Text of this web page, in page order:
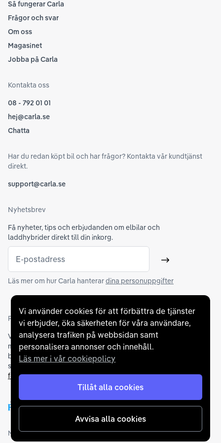
Vi använder cookies för att förbättra de tjänster
vi erbjuder, öka säkerheten för våra användare,
analysera trafiken på webbsidan samt
personalisera annonser och innehåll.
Läs mer i vår cookiepolicy
Tillåt alla cookies
Avvisa alla cookies
Så fungerar Carla
Frågor och svar
Om oss
Magasinet
Jobba på Carla
Kontakta oss
08 - 792 01 01
hej@carla.se
Chatta
Har du redan köpt bil och har frågor? Kontakta vår kundtjänst
direkt.
support@carla.se
Nyhetsbrev
Få nyheter, tips och erbjudanden om elbilar och
laddhybrider direkt till din inkorg.
E-postadress Skicka
Läs mer om hur Carla hanterardina personuppgifter
Partners och betallösningar
Vi samarbetar medflertalet banker för att erbjuda dig bästa
möjliga finansieringslösning och stödjer en rad olika
betalningsmetoder. För att du ska känna dig trygg vid ditt köp
samarbetar vi med Folksam och AutoConcept gällande
försäkringar och garantier.
Medlemskap och utmärkelser